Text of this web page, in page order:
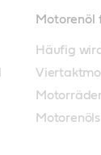
Motorenöl
Häufig